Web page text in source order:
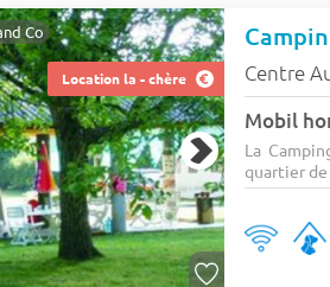
Location la - chère
Co
Centre
Mobil
La
quartier de